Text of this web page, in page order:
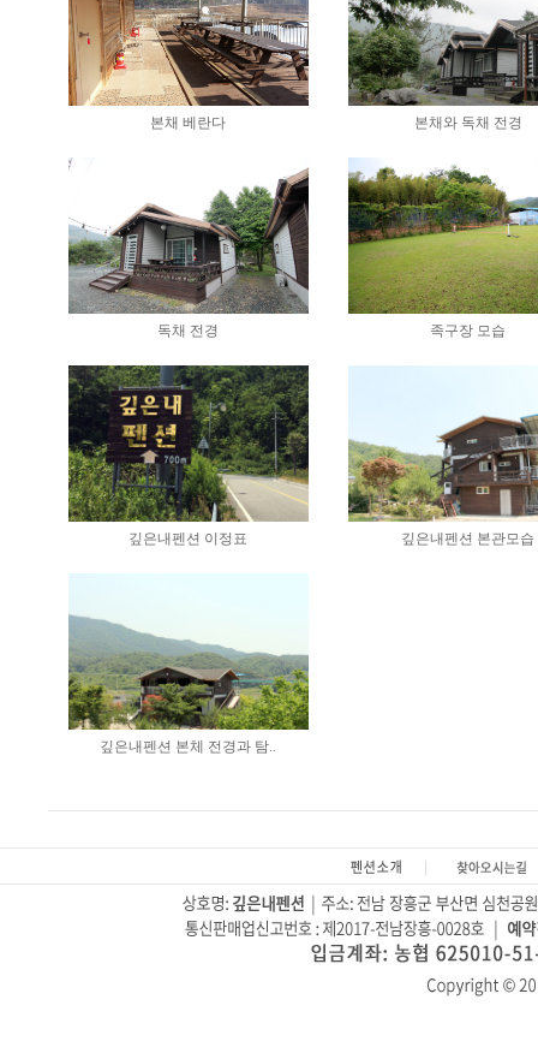
본채 베란다 본채와 독채 전경
독채 전경 족구장 모습
깊은내펜션 이정표 깊은내펜션 본관모습
깊은내펜션 본체 전경과 탐..